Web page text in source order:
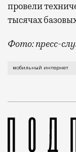
провели
тысячах
Фото: пресс-
Мобильный
мобильный интернет